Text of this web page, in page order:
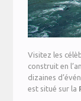
Visitez les
construit en
dizaines
est situé sur la